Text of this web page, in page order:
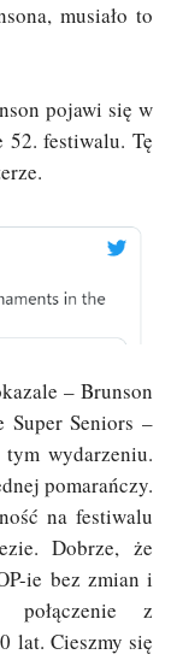
musiało to
pojawi się w
festiwalu. Tę
– Brunson
Super Seniors –
wydarzeniu.
pomarańczy.
na festiwalu
Dobrze, że
ie bez zmian i
połączenie z
lat. Cieszmy się